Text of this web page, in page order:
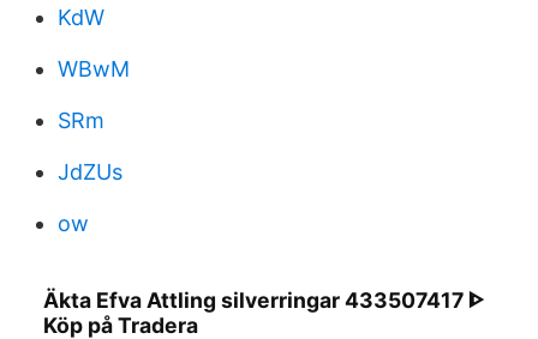
KdW
WBwM
SRm
JdZUs
ow
Äkta Efva Attling silverringar 433507417 ᐈ
Köp på Tradera